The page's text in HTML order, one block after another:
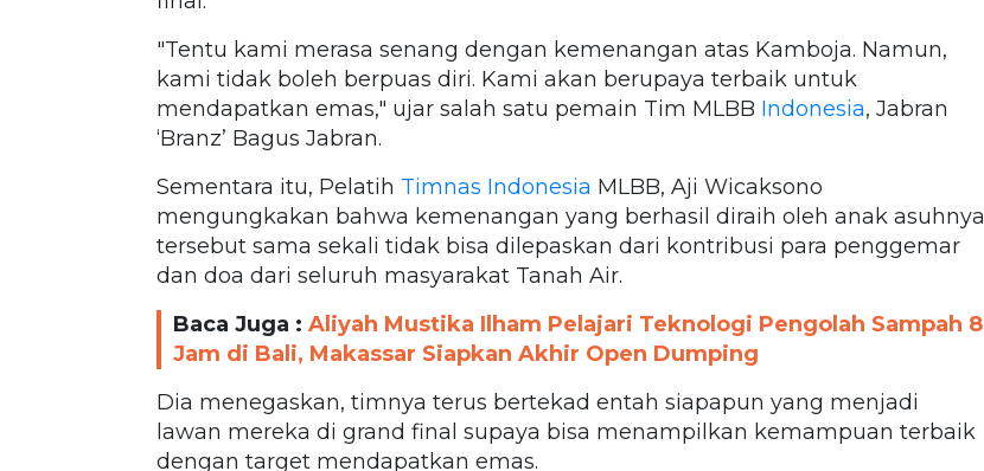
"Tentu kami merasa senang dengan kemenangan atas Kamboja. Namun,
kami tidak boleh berpuas diri. Kami akan berupaya terbaik untuk
mendapatkan emas," ujar salah satu pemain Tim MLBB Indonesia, Jabran
‘Branz’ Bagus Jabran.
Sementara itu, Pelatih Timnas Indonesia MLBB, Aji Wicaksono
mengungkakan bahwa kemenangan yang berhasil diraih oleh anak asuhnya
tersebut sama sekali tidak bisa dilepaskan dari kontribusi para penggemar
dan doa dari seluruh masyarakat Tanah Air.
Baca Juga : Aliyah Mustika Ilham Pelajari Teknologi Pengolah Sampah 8
Jam di Bali, Makassar Siapkan Akhir Open Dumping
Dia menegaskan, timnya terus bertekad entah siapapun yang menjadi
lawan mereka di grand final supaya bisa menampilkan kemampuan terbaik
dengan target mendapatkan emas.